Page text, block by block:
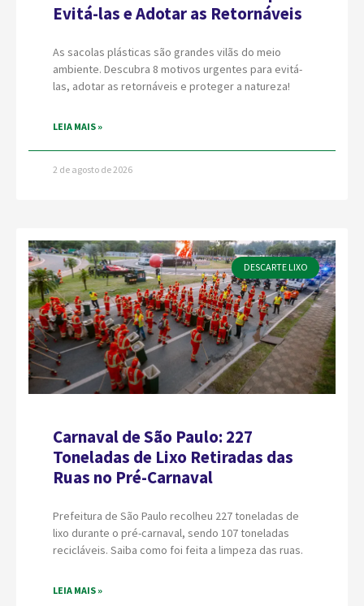
Evitá-las e Adotar as Retornáveis
As sacolas plásticas são grandes vilãs do meio
ambiente. Descubra 8 motivos urgentes para evitá-
las, adotar as retornáveis e proteger a natureza!
LEIA MAIS »
2 de agosto de 2026
DESCARTE LIXO
Carnaval de São Paulo: 227
Toneladas de Lixo Retiradas das
Ruas no Pré-Carnaval
Prefeitura de São Paulo recolheu 227 toneladas de
lixo durante o pré-carnaval, sendo 107 toneladas
recicláveis. Saiba como foi feita a limpeza das ruas.
LEIA MAIS »